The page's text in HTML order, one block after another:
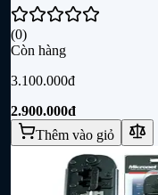
(0)
Còn hàng
3.100.000đ
2.900.000đ
Thêm vào giỏ